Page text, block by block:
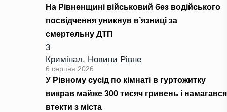
На Рівненщині військовий без водійського
посвідчення уникнув в’язниці за
смертельну ДТП
3
Кримінал, Новини Рівне
6 серпня 2026
У Рівному сусід по кімнаті в гуртожитку
викрав майже 300 тисяч гривень і намагався
втекти з міста